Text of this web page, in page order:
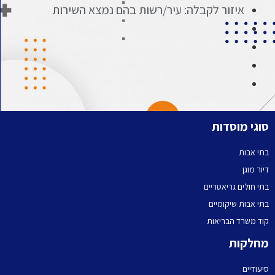
איזור לקבלה: עיר/רשות בהם נמצא השירות
סוגי מוסדות
בתי אבות
דיור מוגן
בתי חולים גריאטריים
בתי אבות שיקומיים
קוד משרד הבריאות
מחלקות
סיעודיים